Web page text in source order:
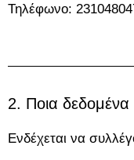
Τηλέφωνο:
2. Ποια δεδομένα
Ενδέχεται να